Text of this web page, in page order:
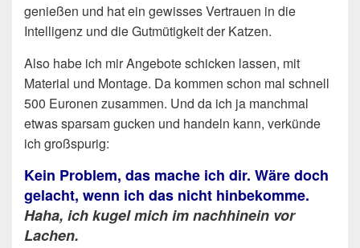
genießen und hat ein gewisses Vertrauen in die
Intelligenz und die Gutmütigkeit der Katzen.
Also habe ich mir Angebote schicken lassen, mit
Material und Montage. Da kommen schon mal schnell
500 Euronen zusammen. Und da ich ja manchmal
etwas sparsam gucken und handeln kann, verkünde
ich großspurig:
Kein Problem, das mache ich dir. Wäre doch
gelacht, wenn ich das nicht hinbekomme.
Haha, ich kugel mich im nachhinein vor
Lachen.